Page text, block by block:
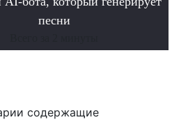
песни
содержащие